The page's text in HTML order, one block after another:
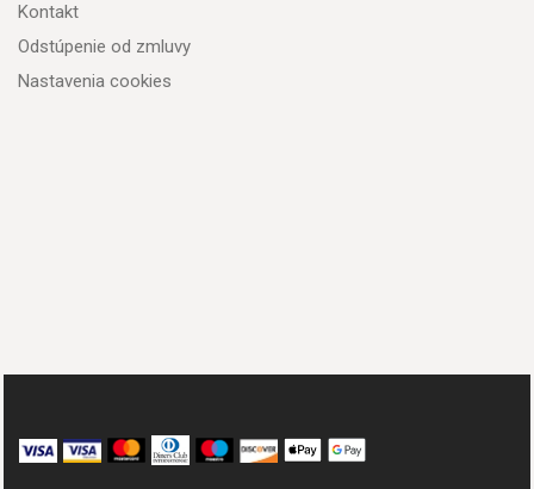
Kontakt
Odstúpenie od zmluvy
Nastavenia cookies